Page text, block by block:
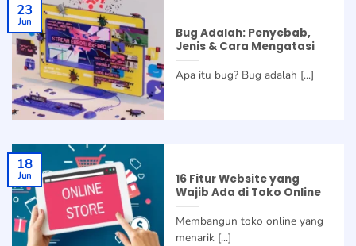
Bug Adalah: Penyebab,
Jenis & Cara Mengatasi
Apa itu bug? Bug adalah [...]
23
Jun
16 Fitur Website yang
Wajib Ada di Toko Online
Membangun toko online yang
menarik [...]
18
Jun